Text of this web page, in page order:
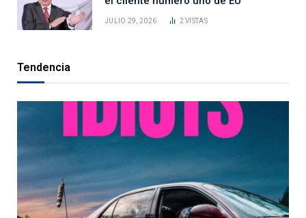
JULIO 29, 2026 2VISTAS
Tendencia